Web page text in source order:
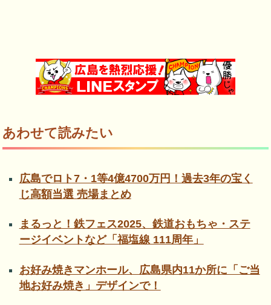
あわせて読みたい
広島でロト7・1等4億4700万円！過去3年の宝く
じ高額当選 売場まとめ
まるっと！鉄フェス2025、鉄道おもちゃ・ステ
ージイベントなど「福塩線 111周年」
お好み焼きマンホール、広島県内11か所に「ご当
地お好み焼き」デザインで！